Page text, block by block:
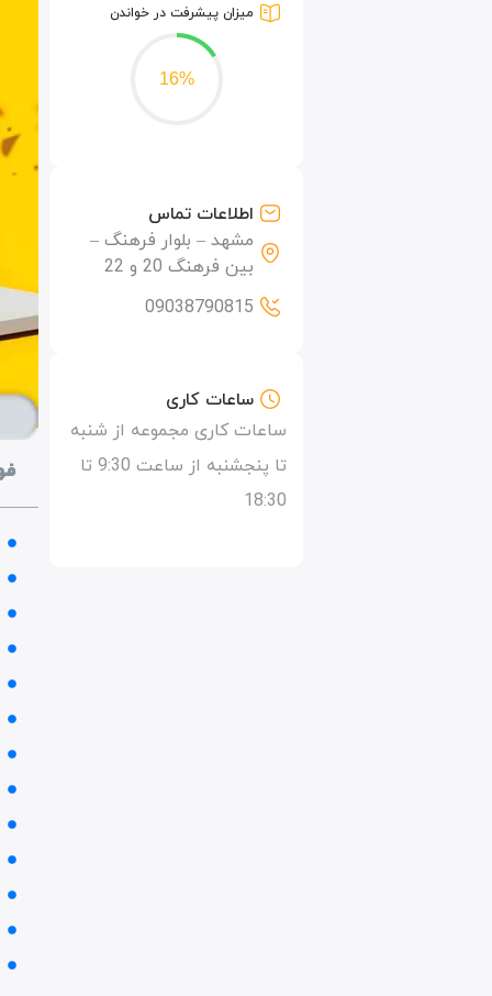
میزان پیشرفت در خواندن
16%
اطلاعات تماس
مشهد – بلوار فرهنگ –
بین فرهنگ 20 و 22
09038790815
ساعات کاری
ساعات کاری مجموعه از شنبه
تا پنجشنبه از ساعت 9:30 تا
18:30